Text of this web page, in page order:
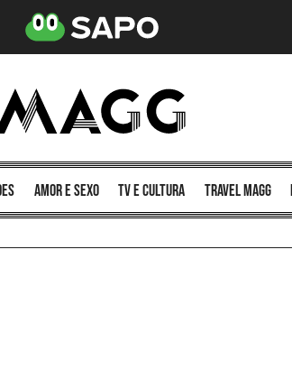
amor e sexo TV e cultura Travel MAGG